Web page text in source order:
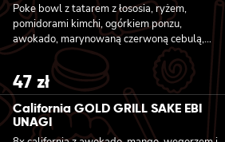
Poke bowl z tatarem z łososia, ryżem,
pomidorami kimchi, ogórkiem ponzu,
awokado, marynowaną czerwoną cebulą,
fasolką edamame, grzybami mun z sezamem,
kolendrą i orzechami nerkowca
47 zł
California GOLD GRILL SAKE EBI
UNAGI